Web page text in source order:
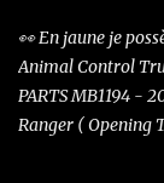
👀 En jaune je
Animal Control
PARTS MB1194 -
Ranger ( Opening